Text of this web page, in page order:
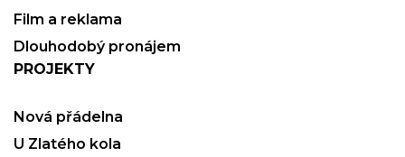
Film a reklama
Dlouhodobý pronájem
PROJEKTY
Nová přádelna
U Zlatého kola